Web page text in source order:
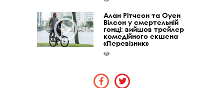
Алан Рітчсон та Оуен
Вілсон у смертельній
гонці: вийшов трейлер
комедійного екшена
«Перевізник»